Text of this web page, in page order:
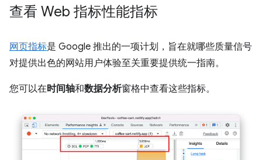
查看 Web 指标性能指标
网页指标是 Google 推出的一项计划，旨在就哪些质量信号
对提供出色的网站用户体验至关重要提供统一指南。
您可以在时间轴和数据分析窗格中查看这些指标。